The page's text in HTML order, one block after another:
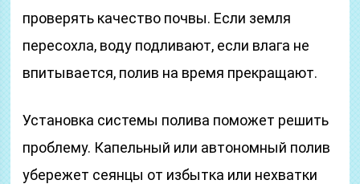
проверять качество почвы. Если земля
пересохла, воду подливают, если влага не
впитывается, полив на время прекращают.
Установка системы полива поможет решить
проблему. Капельный или автономный полив
убережет сеянцы от избытка или нехватки